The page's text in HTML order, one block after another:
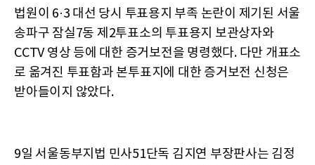
법원이 6·3 대선 당시 투표용지 부족 논란이 제기된 서울
송파구 잠실7동 제2투표소의 투표용지 보관상자와
CCTV 영상 등에 대한 증거보전을 명령했다. 다만 개표소
로 옮겨진 투표함과 본투표지에 대한 증거보전 신청은
받아들이지 않았다.
9일 서울동부지법 민사51단독 김지연 부장판사는 김정